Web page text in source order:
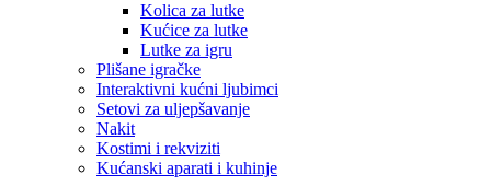
Kolica za lutke
Kućice za lutke
Lutke za igru
Plišane igračke
Interaktivni kućni ljubimci
Setovi za uljepšavanje
Nakit
Kostimi i rekviziti
Kućanski aparati i kuhinje